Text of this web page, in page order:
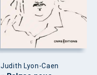
Judith Lyon-Caen